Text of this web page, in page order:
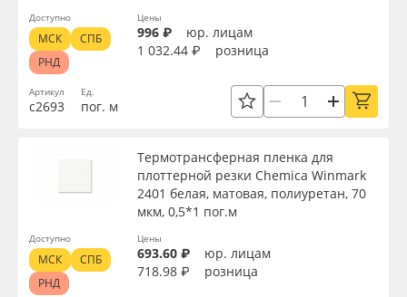
Оплата
Сервис
Компания
Контакты
Блог
Чернила
Клей, скотчи и крепёж
Профильные системы
Сублимация и термотрансфер
Светотехника
Специальные термотрансферные плёнки
Термотрансферные плёнки Chemica
Тип
Артикул
с2693
Ед.
пог. м
Цены
996 ₽
юр. лицам
1 032.44 ₽
розница
Доступно
МСК
СПБ
РНД
Термотрансферная пленка для
плоттерной резки Chemica Winmark
2401 белая, матовая, полиуретан, 70
мкм, 0,5*1 пог.м
Цены
693.60 ₽
юр. лицам
718.98 ₽
розница
Доступно
МСК
СПБ
РНД